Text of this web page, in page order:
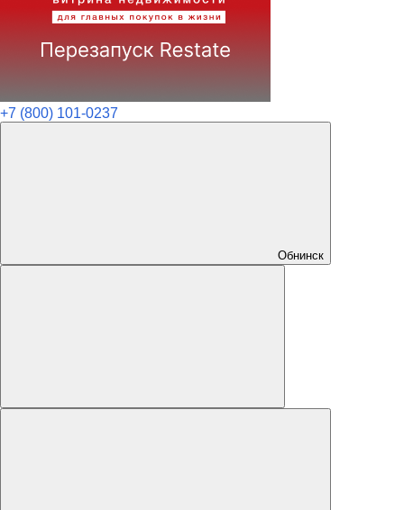
+7 (800) 101-0237
Обнинск